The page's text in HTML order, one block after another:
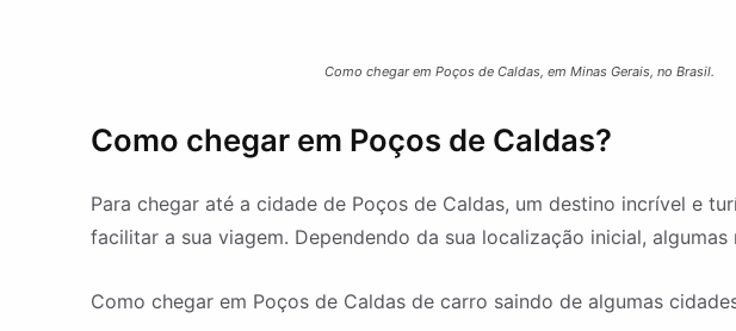
Como chegar em Poços de Caldas, em Minas Gerais, no Brasil.
Como chegar em Poços de Caldas?
Para chegar até a cidade de Poços de Caldas, um destino incrível e
facilitar a sua viagem. Dependendo da sua localização inicial,
Como chegar em Poços de Caldas de carro saindo de algumas